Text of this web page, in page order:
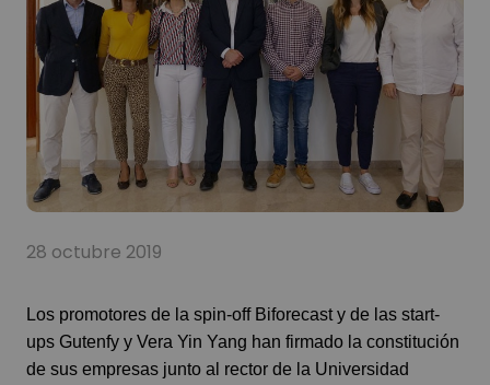
28 octubre 2019
Los promotores de la spin-off Biforecast y de las start-
ups Gutenfy y Vera Yin Yang han firmado la constitución
de sus empresas junto al rector de la Universidad